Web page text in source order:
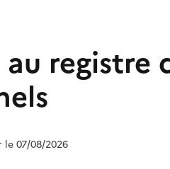
registre
le 07/08/2026